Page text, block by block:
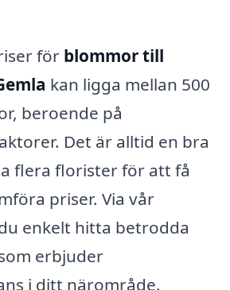
för blommor till
kan ligga mellan 500
beroende på
Det är alltid en bra
flera florister för att få
priser. Via vår
enkelt hitta betrodda
erbjuder
i ditt närområde.